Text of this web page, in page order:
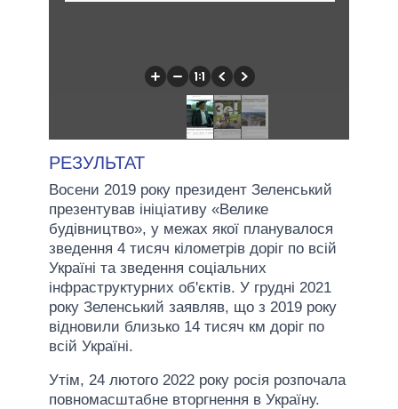
РЕЗУЛЬТАТ
Восени 2019 року президент Зеленський
презентував ініціативу «Велике
будівництво», у межах якої планувалося
зведення 4 тисяч кілометрів доріг по всій
Україні та зведення соціальних
інфраструктурних об'єктів. У грудні 2021
року Зеленський заявляв, що з 2019 року
відновили близько 14 тисяч км доріг по
всій Україні.
Утім, 24 лютого 2022 року росія розпочала
повномасштабне вторгнення в Україну.